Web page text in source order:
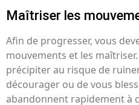
Maîtriser les
Afin de progresser, vous
mouvements et les
précipiter au risque de
décourager ou de vous
abandonnent rapidement à